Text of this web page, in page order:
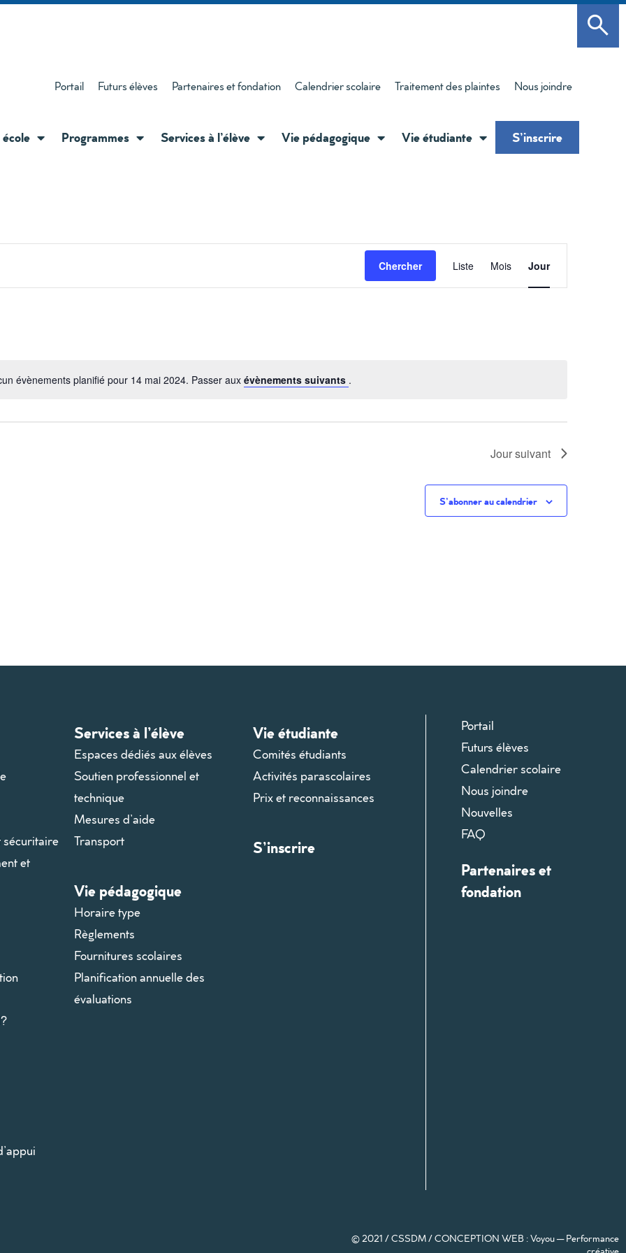
Portail Futurs élèves Partenaires et fondation Calendrier scolaire Traitement des plaintes Nous joindre
Programmes Services à l’élève Vie pédagogique Vie étudiante S’inscrire
évènements planifié pour 14 mai 2024. Passer aux évènements suivants .
Chercher de
Liste Mois Jour
Jour suivant
S’abonner au calendrier
sécuritaire
et
Services à l’élève
Espaces dédiés aux élèves
Soutien professionnel et
technique
Mesures d’aide
Transport
Vie pédagogique
Horaire type
Règlements
Fournitures scolaires
Planification annuelle des
évaluations
Vie étudiante
Comités étudiants
Activités parascolaires
Prix et reconnaissances
S’inscrire
Portail
Futurs élèves
Calendrier scolaire
Nous joindre
Nouvelles
FAQ
Partenaires et
fondation
© 2021 / CSSDM /CONCEPTION WEB : Voyou — Performance